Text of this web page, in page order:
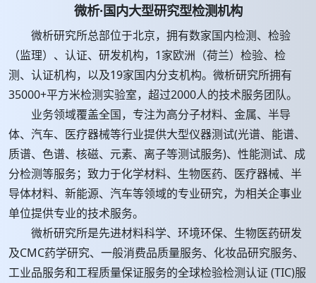
微析·国内大型研究型检测机构
微析研究所总部位于北京，拥有数家国内检测、检验
（监理）、认证、研发机构，1家欧洲（荷兰）检验、检
测、认证机构，以及19家国内分支机构。微析研究所拥有
35000+平方米检测实验室，超过2000人的技术服务团队。
业务领域覆盖全国，专注为高分子材料、金属、半导
体、汽车、医疗器械等行业提供大型仪器测试(光谱、能谱、
质谱、色谱、核磁、元素、离子等测试服务)、性能测试、成
分检测等服务；致力于化学材料、生物医药、医疗器械、半
导体材料、新能源、汽车等领域的专业研究，为相关企事业
单位提供专业的技术服务。
微析研究所是先进材料科学、环境环保、生物医药研发
及CMC药学研究、一般消费品质量服务、化妆品研究服务、
工业品服务和工程质量保证服务的全球检验检测认证 (TIC)服